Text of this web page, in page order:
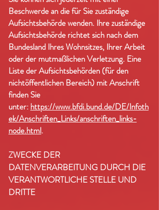
Beschwerde an die für Sie zuständige
Aufsichtsbehörde wenden. Ihre zuständige
Aufsichtsbehörde richtet sich nach dem
Bundesland Ihres Wohnsitzes, Ihrer Arbeit
oder der mutmaßlichen Verletzung. Eine
Liste der Aufsichtsbehörden (für den
nichtöffentlichen Bereich) mit Anschrift
finden Sie
unter: https://www.bfdi.bund.de/DE/Infoth
ek/Anschriften_Links/anschriften_links-
node.html.
ZWECKE DER
DATENVERARBEITUNG DURCH DIE
VERANTWORTLICHE STELLE UND
DRITTE